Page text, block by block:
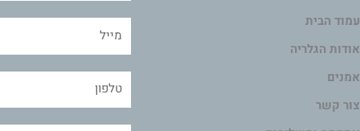
עמוד הבית
אודות הגלריה
אמנים
צור קשר